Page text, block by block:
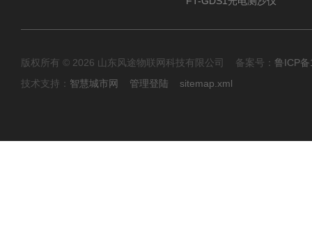
版权所有 © 2026 山东风途物联网科技有限公司 备案号： 鲁ICP
技术支持： 智慧城市网 管理登陆 sitemap.xml